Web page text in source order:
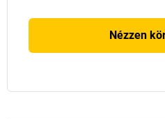
Nézzen